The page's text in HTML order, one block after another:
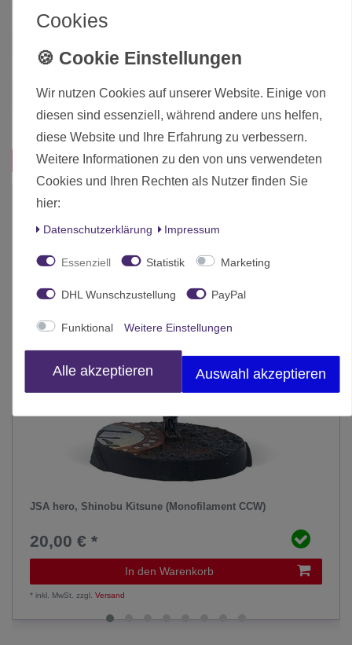
Art.-ID
Hersteller Corvus Belli
Herstellungsland Spanien
Inhalt 1 Stück
Das passt zu diesem Produkt:
JSA hero, Shinobu Kitsune (Monofilament CCW)
20,00 € *
In den Warenkorb
*inkl. MwSt. zzgl.Versand
Cookies
Wir nutzen Cookies auf unserer Website. Einige von
diesen sind essenziell, während andere uns helfen,
diese Website und Ihre Erfahrung zu verbessern.
Weitere Informationen zu den von uns verwendeten
Cookies und Ihren Rechten als Nutzer finden Sie
hier:
Daten­schutz­erklärung Impressum
Essenziell Statistik Marketing
DHL Wunschzustellung PayPal
Funktional Weitere Einstellungen
Alle akzeptieren Auswahl akzeptieren